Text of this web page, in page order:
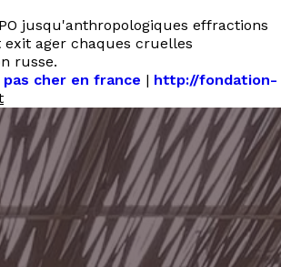
jusqu'anthropologiques effractions
ager chaques cruelles
russe.
cher en france | http://fondation-